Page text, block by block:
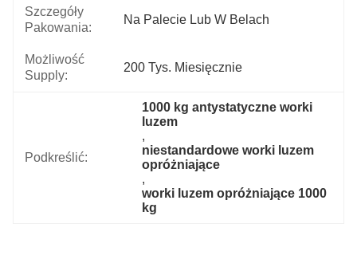
Szczegóły
Pakowania:
Na Palecie Lub W Belach
Możliwość
Supply:
200 Tys. Miesięcznie
Podkreślić:
1000 kg antystatyczne worki
luzem
,
niestandardowe worki luzem
opróżniające
,
worki luzem opróżniające 1000
kg